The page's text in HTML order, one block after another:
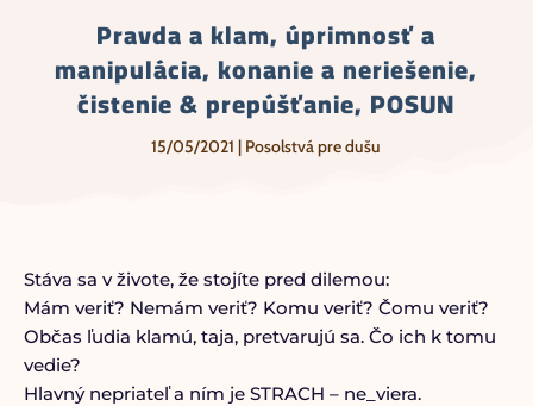
Pravda a klam, úprimnosť a
manipulácia, konanie a neriešenie,
čistenie & prepúšťanie, POSUN
15/05/2021 | Posolstvá pre dušu
Stáva sa v živote, že stojíte pred dilemou:
Mám veriť? Nemám veriť? Komu veriť? Čomu veriť?
Občas ľudia klamú, taja, pretvarujú sa. Čo ich k tomu
vedie?
Hlavný nepriateľ a ním je STRACH – ne_viera.